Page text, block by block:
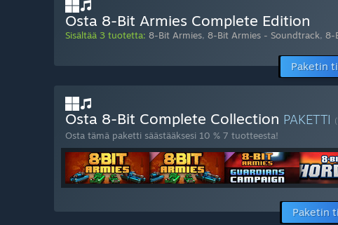
Osta 8-Bit Armies Complete Edition
Sisältää 3 tuotetta: 8-Bit Armies, 8-Bit Armies - Soundtrack, 8-
Paketin
Osta 8-Bit Complete Collection PAKETTI
Osta tämä paketti säästääksesi 10 % 7 tuotteesta!
Paketin